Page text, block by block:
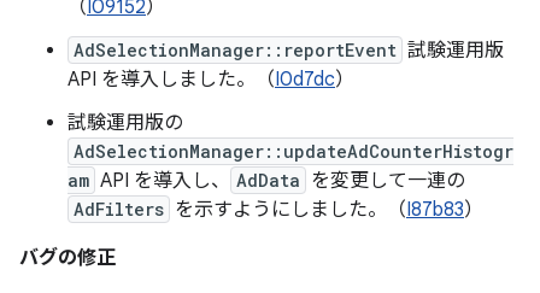
（I09152）
AdSelectionManager::reportEvent 試験運用版
API を導入しました。（I0d7dc）
試験運用版の
AdSelectionManager::updateAdCounterHistogr
am API を導入し、 AdData を変更して一連の
AdFilters を示すようにしました。（I87b83）
バグの修正